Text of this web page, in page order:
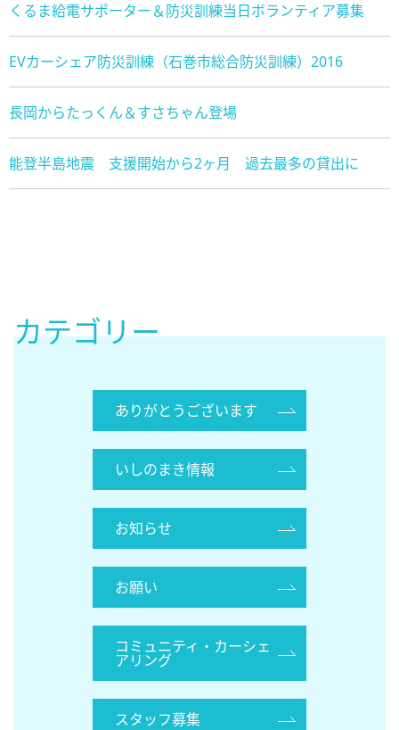
くるま給電サポーター＆防災訓練当日ボランティア募集
EVカーシェア防災訓練（石巻市総合防災訓練）2016
長岡からたっくん＆すさちゃん登場
能登半島地震 支援開始から2ヶ月 過去最多の貸出に
カテゴリー
ありがとうございます
いしのまき情報
お知らせ
お願い
コミュニティ・カーシェ
アリング
スタッフ募集